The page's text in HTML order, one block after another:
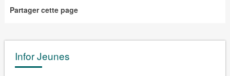
Partager cette page
Infor Jeunes